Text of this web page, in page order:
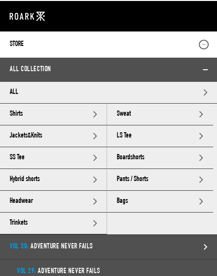
STORE
ALL COLLECTION
ALL
Shirts Sweat
Jackets&Knits LS Tee
SS Tee Boardshorts
Hybrid shorts Pants / Shorts
Headwear Bags
Trinkets
VOL 30: ADVENTURE NEVER FAILS
VOL 29: ADVENTURE NEVER FAILS